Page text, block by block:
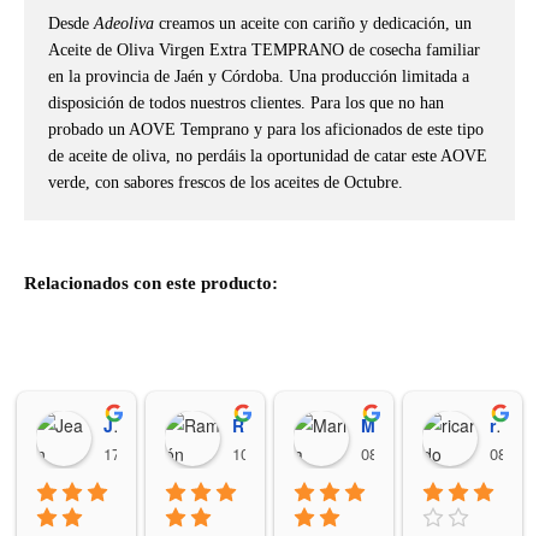
Relacionados con este producto:
Desde Adeoliva creamos un aceite con cariño y dedicación, un
Aceite de Oliva Virgen Extra TEMPRANO de cosecha familiar
en la provincia de Jaén y Córdoba. Una producción limitada a
disposición de todos nuestros clientes. Para los que no han
probado un AOVE Temprano y para los aficionados de este tipo
de aceite de oliva, no perdáis la oportunidad de catar este AOVE
verde, con sabores frescos de los aceites de Octubre.
Jean Carlos Gonzalez
17:17 07 Aug 26
Ramón Soto Martín
10:48 07 Aug 26
Maria Janssen
08:16 01 Aug 26
ricardo aboitiz gomez
08:40